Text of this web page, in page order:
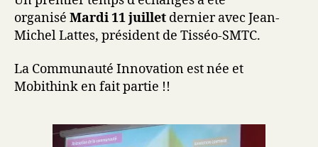
organisé Mardi 11 juillet dernier avec Jean-
Michel Lattes, président de Tisséo-SMTC.
La Communauté Innovation est née et
Mobithink en fait partie !!